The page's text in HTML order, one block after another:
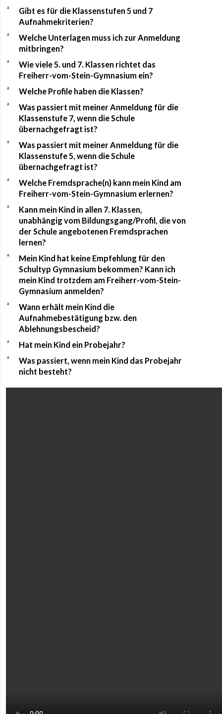
a
Gibt es für die Klassenstufen 5 und 7
Aufnahmekriterien?
a
Welche Unterlagen muss ich zur Anmeldung
mitbringen?
a
Wie viele 5. und 7. Klassen richtet das
Freiherr-vom-Stein-Gymnasium ein?
a Welche Profile haben die Klassen?
a
Was passiert mit meiner Anmeldung für die
Klassenstufe 7, wenn die Schule
übernachgefragt ist?
a
Was passiert mit meiner Anmeldung für die
Klassenstufe 5, wenn die Schule
übernachgefragt ist?
a
Welche Fremdsprache(n) kann mein Kind am
Freiherr-vom-Stein-Gymnasium erlernen?
a
Kann mein Kind in allen 7. Klassen,
unabhängig vom Bildungsgang/Profil, die von
der Schule angebotenen Fremdsprachen
lernen?
a
Mein Kind hat keine Empfehlung für den
Schultyp Gymnasium bekommen? Kann ich
mein Kind trotzdem am Freiherr-vom-Stein-
Gymnasium anmelden?
a
Wann erhält mein Kind die
Aufnahmebestätigung bzw. den
Ablehnungsbescheid?
a Hat mein Kind ein Probejahr?
a
Was passiert, wenn mein Kind das Probejahr
nicht besteht?